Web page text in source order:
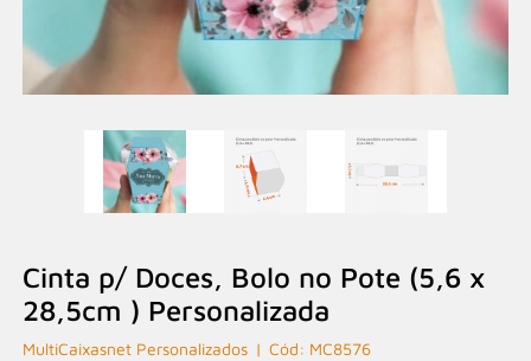
Cinta p/ Doces, Bolo no Pote (5,6 x
28,5cm ) Personalizada
MultiCaixasnet Personalizados MC8576